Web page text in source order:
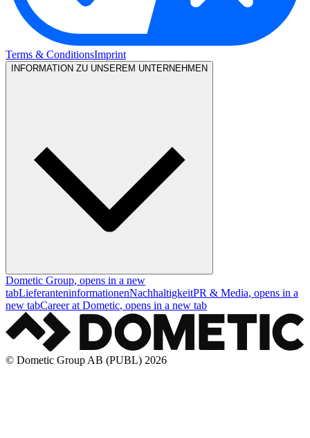
Terms & ConditionsImprint
INFORMATION ZU UNSEREM UNTERNEHMEN
Dometic Group, opens in a new
tabLieferanteninformationenNachhaltigkeitPR & Media, opens in a
new tabCareer at Dometic, opens in a new tab
© Dometic Group AB (PUBL) 2026